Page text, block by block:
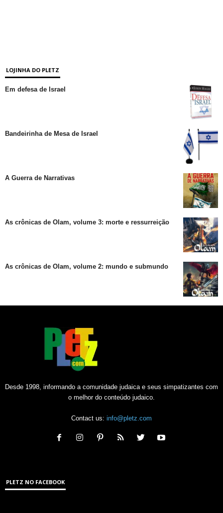
LOJINHA DO PLETZ
Em defesa de Israel
Bandeirinha de Mesa de Israel
A Guerra de Narrativas
As crônicas de Olam, volume 3: morte e ressurreição
As crônicas de Olam, volume 2: mundo e submundo
Desde 1998, informando a comunidade judaica e seus simpatizantes com
o melhor do conteúdo judaico.
Contact us: info@pletz.com
PLETZ NO FACEBOOK